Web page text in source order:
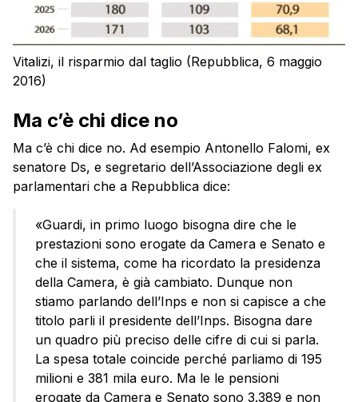
Vitalizi, il risparmio dal taglio (Repubblica, 6 maggio
2016)
Ma c’è chi dice no
Ma c’è chi dice no. Ad esempio Antonello Falomi, ex
senatore Ds, e segretario dell’Associazione degli ex
parlamentari che a Repubblica dice:
«Guardi, in primo luogo bisogna dire che le
prestazioni sono erogate da Camera e Senato e
che il sistema, come ha ricordato la presidenza
della Camera, è già cambiato. Dunque non
stiamo parlando dell’Inps e non si capisce a che
titolo parli il presidente dell’Inps. Bisogna dare
un quadro più preciso delle cifre di cui si parla.
La spesa totale coincide perché parliamo di 195
milioni e 381 mila euro. Ma le le pensioni
erogate da Camera e Senato sono 3.389 e non